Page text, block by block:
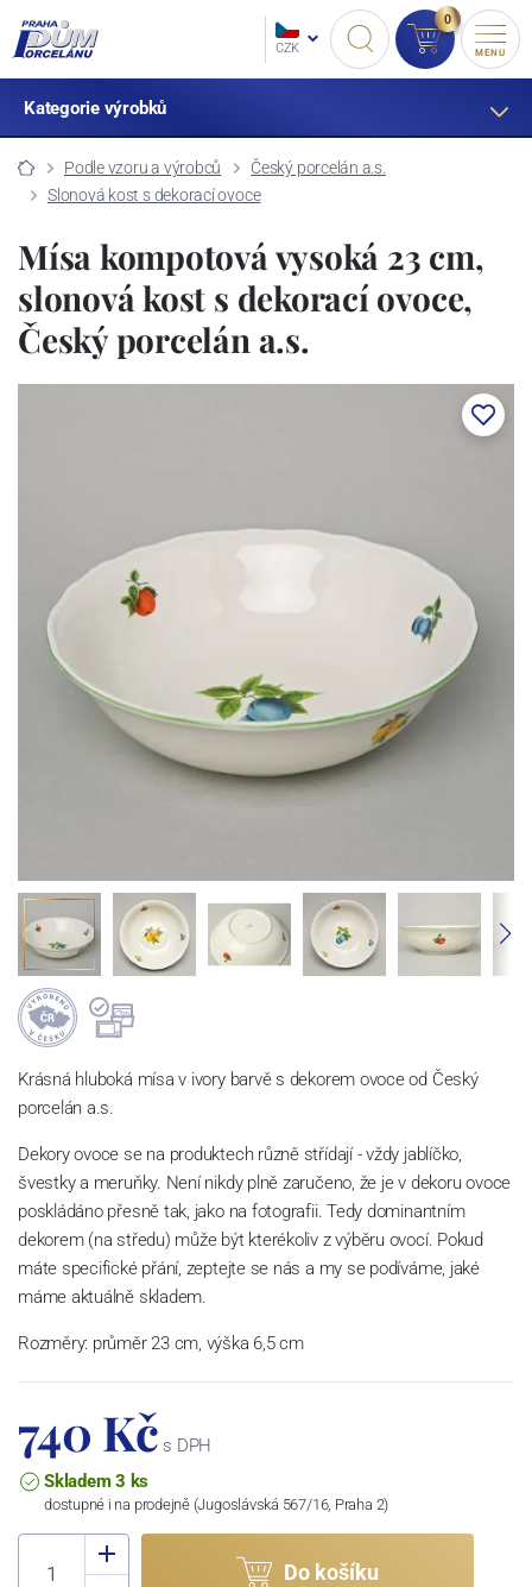
CZK
0
MENU
Kategorie výrobků
Podle vzoru a výrobců
Český porcelán a.s.
Slonová kost s dekorací ovoce
Mísa kompotová vysoká 23 cm,
slonová kost s dekorací ovoce,
Český porcelán a.s.
Krásná hluboká mísa v ivory barvě s dekorem ovoce od Český
porcelán a.s.
Dekory ovoce se na produktech různě střídají - vždy jablíčko,
švestky a meruňky. Není nikdy plně zaručeno, že je v dekoru ovoce
poskládáno přesně tak, jako na fotografii. Tedy dominantním
dekorem (na středu) může být kterékoliv z výběru ovocí. Pokud
máte specifické přání, zeptejte se nás a my se podíváme, jaké
máme aktuálně skladem.
Rozměry: průměr 23 cm, výška 6,5 cm
740 Kč s DPH
Skladem 3 ks
dostupné i na prodejně (Jugoslávská 567/16, Praha 2)
Do košíku